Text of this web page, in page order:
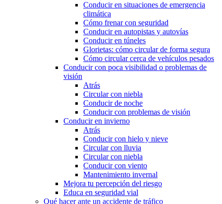
Conducir en situaciones de emergencia
climática
Cómo frenar con seguridad
Conducir en autopistas y autovías
Conducir en túneles
Glorietas: cómo circular de forma segura
Cómo circular cerca de vehículos pesados
Conducir con poca visibilidad o problemas de
visión
Atrás
Circular con niebla
Conducir de noche
Conducir con problemas de visión
Conducir en invierno
Atrás
Conducir con hielo y nieve
Circular con lluvia
Circular con niebla
Conducir con viento
Mantenimiento invernal
Mejora tu percepción del riesgo
Educa en seguridad vial
Qué hacer ante un accidente de tráfico